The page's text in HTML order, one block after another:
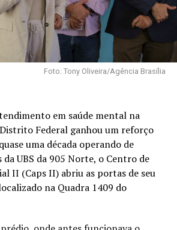
Foto: Tony Oliveira/Agência Brasília
em saúde mental na
Federal ganhou um reforço
uma década operando de
UBS da 905 Norte, o Centro de
II (Caps II) abriu as portas de seu
na Quadra 1409 do